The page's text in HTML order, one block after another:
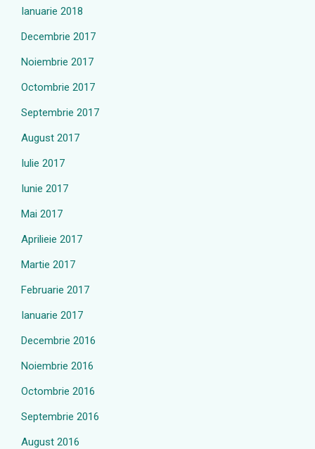
Ianuarie 2018
Decembrie 2017
Noiembrie 2017
Octombrie 2017
Septembrie 2017
August 2017
Iulie 2017
Iunie 2017
Mai 2017
Aprilieie 2017
Martie 2017
Februarie 2017
Ianuarie 2017
Decembrie 2016
Noiembrie 2016
Octombrie 2016
Septembrie 2016
August 2016